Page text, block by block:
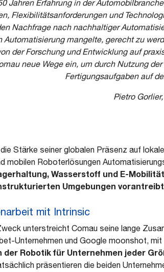
Jahren Erfahrung in der
Flexibilitätsanforderungen und
Nachfrage nach nachhaltiger
Automatisierung mangelte, gerecht zu
der Forschung und Entwicklung auf
neue Wege ein, um durch Nutzung
Fertigungsaufgaben auf
Pietro Gorlier,
Stärke seiner globalen Präsenz auf
mobilen Roboterlösungen
Wasserstoff und E-
Umgebungen vorantreibt
mit Intrinsic
unterstreicht Comau seine lange
Unternehmen und Google moonshot,
der Robotik für Unternehmen jeder
präsentieren die beiden